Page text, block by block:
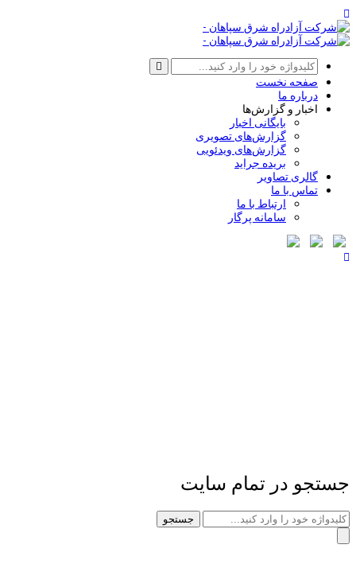
صفحه نخست
درباره ما
اخبار و گزارش‌ها
بایگانی اخبار
گزارش‌های تصویری
گزارش‌های ویدئویی
بریده جراید
گالری تصاویر
تماس با ما
ارتباط با ما
سامانه پرگار
جستجو در تمام سایت
جستجو